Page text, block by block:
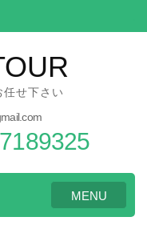
せ下さい
MENU